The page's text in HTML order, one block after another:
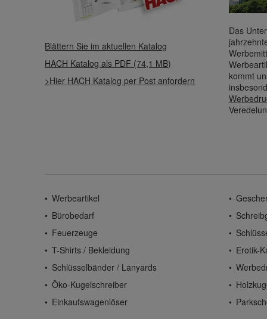
Blättern Sie im aktuellen Katalog
HACH Katalog als PDF (74,1 MB)
>Hier HACH Katalog per Post anfordern
Das
kommt
Werbeartikel
Bürobedarf
Feuerzeuge
T-Shirts / Bekleidung
Erotik-
Schlüsselbänder / Lanyards
Öko-Kugelschreiber
Einkaufswagenlöser